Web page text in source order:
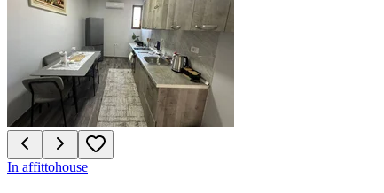
In affittohouse